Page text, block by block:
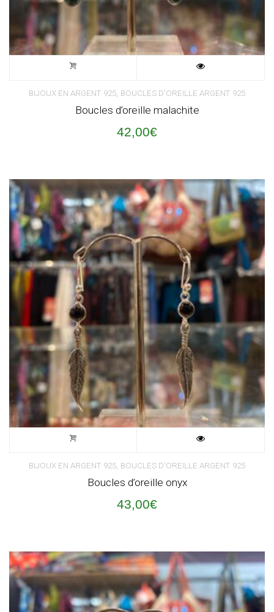
BIJOUX EN ARGENT 925, BOUCLES D'OREILLE ARGENT 925
Boucles d’oreille malachite
42,00€
BIJOUX EN ARGENT 925, BOUCLES D'OREILLE ARGENT 925
Boucles d’oreille onyx
43,00€